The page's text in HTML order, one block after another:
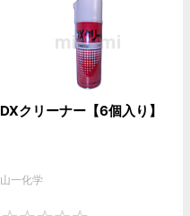
DXクリーナー【6個入り】
山一化学